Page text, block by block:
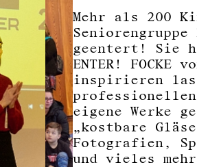
Mehr als 200
Seniorengruppe
geentert! Sie
ENTER! FOCKE
inspirieren
eigene Werke
„kostbare
Fotografien,
und vieles